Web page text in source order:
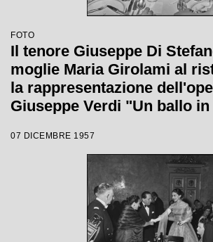
FOTO
Il tenore Giuseppe Di
moglie Maria Girolami al
la rappresentazione
Giuseppe Verdi "Un ballo
la regia di Margherita
quale è stata inaugurata la
lirica 1957-1958 del Teatro
07 DICEMBRE 1957